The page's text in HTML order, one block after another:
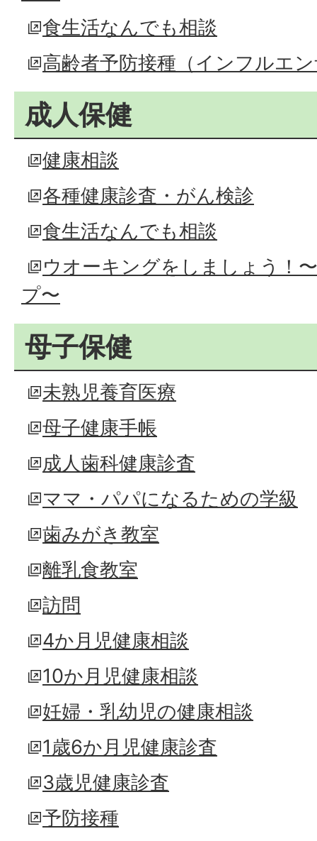
食生活なんでも相談
高齢者予防接種（インフルエ
成人保健
健康相談
各種健康診査・がん検診
食生活なんでも相談
ウオーキングをしましょう！
プ〜
母子保健
未熟児養育医療
母子健康手帳
成人歯科健康診査
ママ・パパになるための学級
歯みがき教室
離乳食教室
訪問
4か月児健康相談
10か月児健康相談
妊婦・乳幼児の健康相談
1歳6か月児健康診査
3歳児健康診査
予防接種